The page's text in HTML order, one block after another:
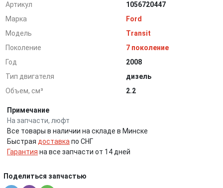
Артикул
1056720447
Марка
Ford
Модель
Transit
Поколение
7 поколение
Год
2008
Тип двигателя
дизель
Объем, см³
2.2
Примечание
На запчасти, люфт
Все товары в наличии на складе в Минске
Быстрая доставка по СНГ
Гарантия на все запчасти от 14 дней
Поделиться запчастью